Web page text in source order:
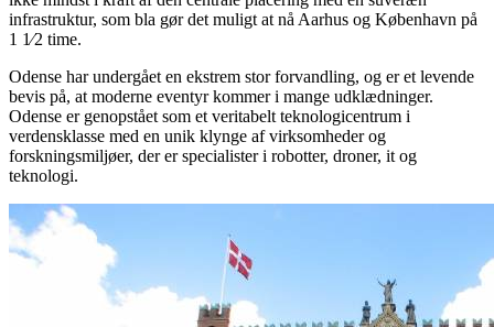
infrastruktur, som bla gør det muligt at nå Aarhus og København på
1 1⁄2 time.
Odense har undergået en ekstrem stor forvandling, og er et levende
bevis på, at moderne eventyr kommer i mange udklædninger.
Odense er genopstået som et veritabelt teknologicentrum i
verdensklasse med en unik klynge af virksomheder og
forskningsmiljøer, der er specialister i robotter, droner, it og
teknologi.